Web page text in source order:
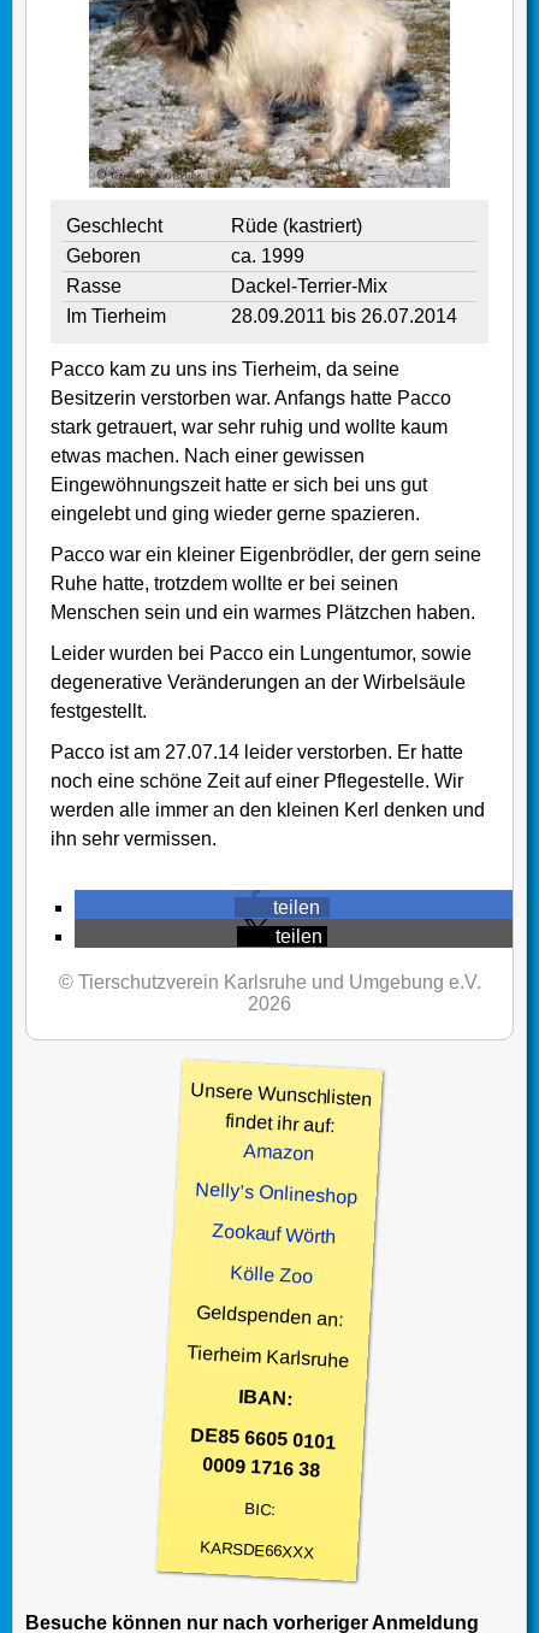
Geschlecht
Rüde (kastriert)
Geboren
ca. 1999
Rasse
Dackel-Terrier-Mix
Im Tierheim
28.09.2011 bis 26.07.2014
Pacco kam zu uns ins Tierheim, da seine
Besitzerin verstorben war. Anfangs hatte Pacco
stark getrauert, war sehr ruhig und wollte kaum
etwas machen. Nach einer gewissen
Eingewöhnungszeit hatte er sich bei uns gut
eingelebt und ging wieder gerne spazieren.
Pacco war ein kleiner Eigenbrödler, der gern seine
Ruhe hatte, trotzdem wollte er bei seinen
Menschen sein und ein warmes Plätzchen haben.
Leider wurden bei Pacco ein Lungentumor, sowie
degenerative Veränderungen an der Wirbelsäule
festgestellt.
Pacco ist am 27.07.14 leider verstorben. Er hatte
noch eine schöne Zeit auf einer Pflegestelle. Wir
werden alle immer an den kleinen Kerl denken und
ihn sehr vermissen.
teilen
teilen
© Tierschutzverein Karlsruhe und Umgebung e.V.
2026
Unsere Wunschlisten
findet ihr auf:
Amazon
Nelly’s Onlineshop
Zookauf Wörth
Kölle Zoo
Geldspenden an:
Tierheim Karlsruhe
IBAN:
DE85 6605 0101
0009 1716 38
BIC:
KARSDE66XXX
Besuche können nur nach vorheriger Anmeldung